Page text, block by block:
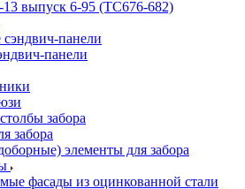
13 выпуск 6-95 (ТС676-682)
панели
панели
забора
забора
элементы для забора
фасады из оцинкованной стали